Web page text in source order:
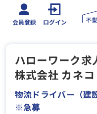
会員登録 ログイン
ハローワーク求
株式会社 カネ
物流ドライバー（建
※急募